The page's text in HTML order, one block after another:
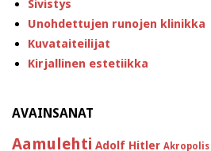
Sivistys
Unohdettujen runojen klinikka
Kuvataiteilijat
Kirjallinen estetiikka
AVAINSANAT
Aamulehti Adolf Hitler Akropolis